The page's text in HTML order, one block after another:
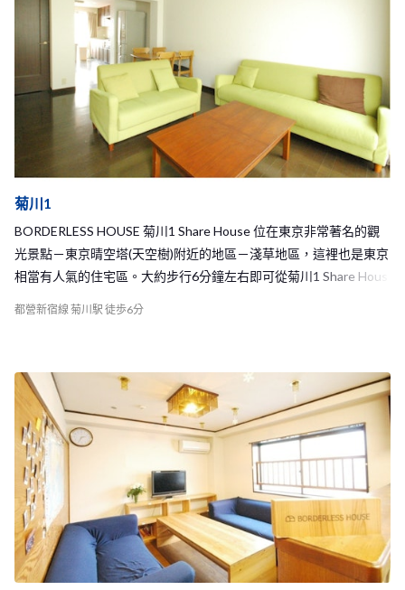
屋站也是一個相當不錯的好選擇喔！ 從町屋2 Share House走到車站
步程約8分鐘。 町屋2 Share House一共可容納9名房客， 不算大的
客廳及廚房，房客們時常聚在這裡一起聊天、看電視或下廚， 能和
來自世界各地的室友有充分的交流機會！ 非常有家的感覺的町屋2 S
hare House，一定可以帶給你舒適又開心的東京新生活！
菊川1
BORDERLESS HOUSE 菊川1 Share House 位在東京非常著名的觀
光景點－東京晴空塔(天空樹)附近的地區－淺草地區，這裡也是東京
相當有人氣的住宅區。大約步行6分鐘左右即可從菊川1 Share Hous
買到你所需要的各種商品。 菊川1 Share House 擁有四間房間，分
別是兩間單人房和兩間雙人房，是個只有六名房客的溫馨小物件，
每個人在家中都有足夠的自己的空間，又能夠和每位室友充分交流
到，是個非常舒適的居住環境。 如此便利的地理位置和舒服的家，
相信一定可以帶給將在東京展開新生活的你一個美好的開始哦！
都營新宿線 菊川駅 徒歩6分